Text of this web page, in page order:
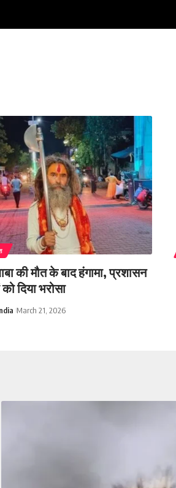
की मौत के बाद हंगामा, प्रशासन
दिया भरोसा
March 21, 2026